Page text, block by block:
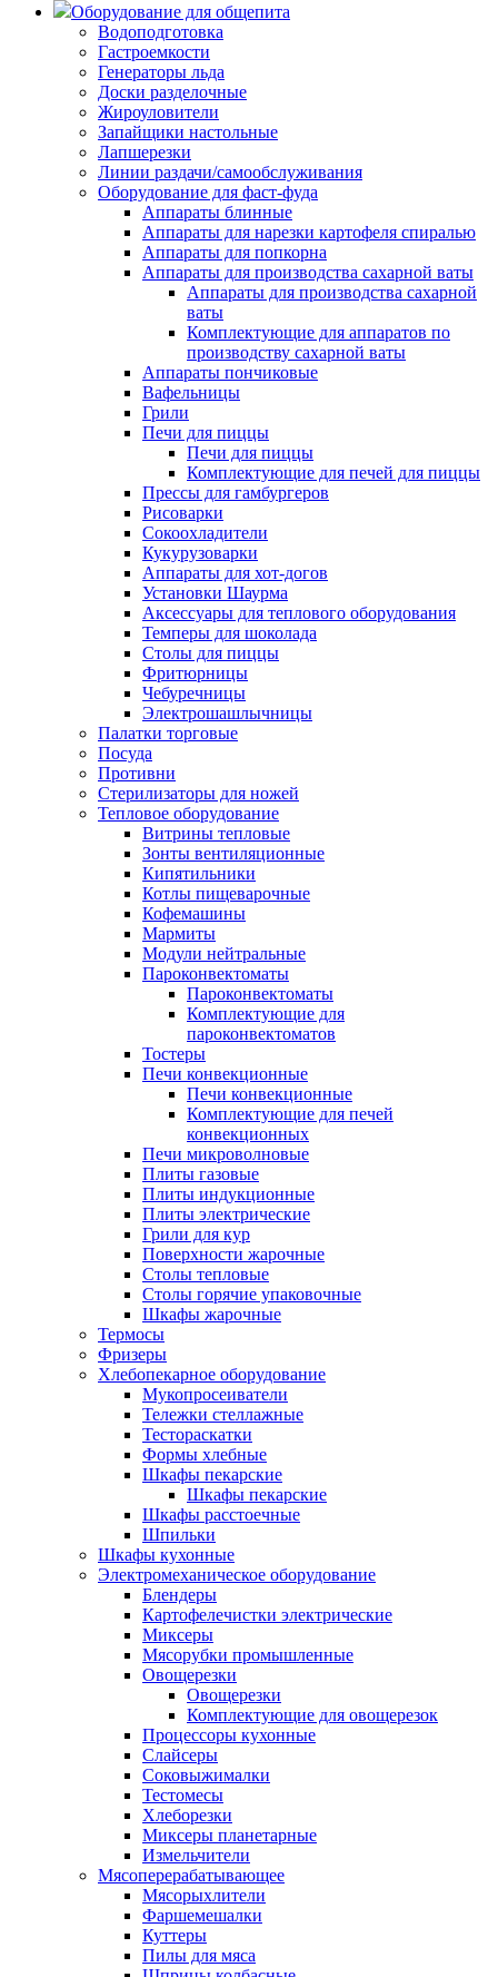
Оборудование для общепита
Водоподготовка
Гастроемкости
Генераторы льда
Доски разделочные
Жироуловители
Запайщики настольные
Лапшерезки
Линии раздачи/самообслуживания
Оборудование для фаст-фуда
Аппараты блинные
Аппараты для нарезки картофеля спиралью
Аппараты для попкорна
Аппараты для производства сахарной ваты
Аппараты для производства сахарной
ваты
Комплектующие для аппаратов по
производству сахарной ваты
Аппараты пончиковые
Вафельницы
Грили
Печи для пиццы
Печи для пиццы
Комплектующие для печей для пиццы
Прессы для гамбургеров
Рисоварки
Сокоохладители
Кукурузоварки
Аппараты для хот-догов
Установки Шаурма
Аксессуары для теплового оборудования
Темперы для шоколада
Столы для пиццы
Фритюрницы
Чебуречницы
Электрошашлычницы
Палатки торговые
Посуда
Противни
Стерилизаторы для ножей
Тепловое оборудование
Витрины тепловые
Зонты вентиляционные
Кипятильники
Котлы пищеварочные
Кофемашины
Мармиты
Модули нейтральные
Пароконвектоматы
Пароконвектоматы
Комплектующие для
пароконвектоматов
Тостеры
Печи конвекционные
Печи конвекционные
Комплектующие для печей
конвекционных
Печи микроволновые
Плиты газовые
Плиты индукционные
Плиты электрические
Грили для кур
Поверхности жарочные
Столы тепловые
Столы горячие упаковочные
Шкафы жарочные
Термосы
Фризеры
Хлебопекарное оборудование
Мукопросеиватели
Тележки стеллажные
Тестораскатки
Формы хлебные
Шкафы пекарские
Шкафы пекарские
Шкафы расстоечные
Шпильки
Шкафы кухонные
Электромеханическое оборудование
Блендеры
Картофелечистки электрические
Миксеры
Мясорубки промышленные
Овощерезки
Овощерезки
Комплектующие для овощерезок
Процессоры кухонные
Слайсеры
Соковыжималки
Тестомесы
Хлеборезки
Миксеры планетарные
Измельчители
Мясоперерабатывающее
Мясорыхлители
Фаршемешалки
Куттеры
Пилы для мяса